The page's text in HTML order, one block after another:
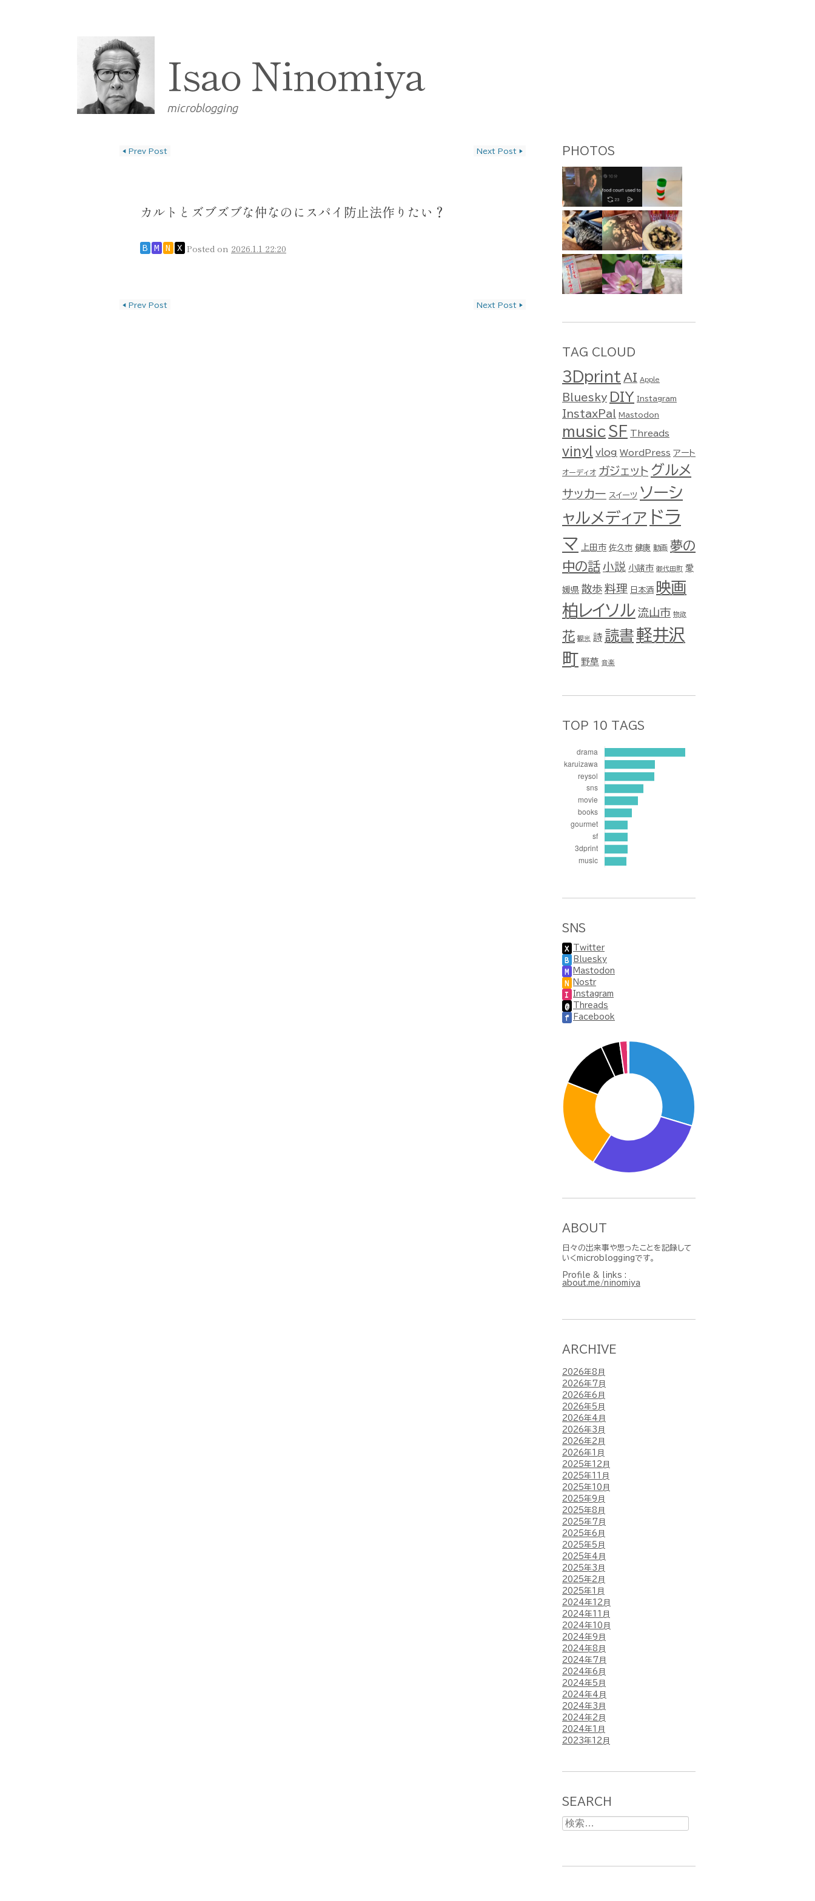
Isao Ninomiya
microblogging
◀ Prev Post Next Post ▶
カルトとズブズブな仲なのにスパイ防止法作りたい？
B M N X Posted on 2026.1.1 22:20
投稿ナビゲーション
◀ Prev Post Next Post ▶
PHOTOS
TAG CLOUD
3Dprint AI Apple
Bluesky DIY Instagram
InstaxPal Mastodon
music SF Threads
vinyl vlog WordPress アート
オーディオ ガジェット グルメ
サッカー スイーツ ソーシ
ャルメディア ドラ
マ
上田市 佐久市 健康 動画 夢の
中の話 小説 小諸市 御代田町 愛
媛県 散歩 料理 日本酒 映画
柏レイソル 流山市 物欲
花 観光 詩 読書軽井沢
町 野草 音楽
TOP 10 TAGS
SNS
X Twitter
B Bluesky
M Mastodon
N Nostr
I Instagram
@ Threads
f Facebook
ABOUT
日々の出来事や思ったことを記録して
いくmicrobloggingです。
Profile & links :
about.me/ninomiya
ARCHIVE
2026年8月
2026年7月
2026年6月
2026年5月
2026年4月
2026年3月
2026年2月
2026年1月
2025年12月
2025年11月
2025年10月
2025年9月
2025年8月
2025年7月
2025年6月
2025年5月
2025年4月
2025年3月
2025年2月
2025年1月
2024年12月
2024年11月
2024年10月
2024年9月
2024年8月
2024年7月
2024年6月
2024年5月
2024年4月
2024年3月
2024年2月
2024年1月
2023年12月
SEARCH
検
索: